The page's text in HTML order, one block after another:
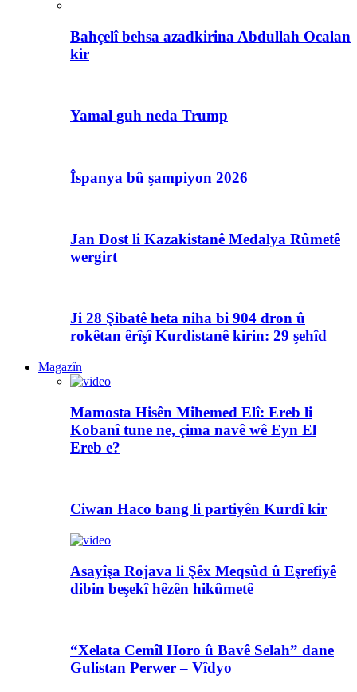
Bahçelî behsa azadkirina Abdullah Ocalan
kir
Yamal guh neda Trump
Îspanya bû şampiyon 2026
Jan Dost li Kazakistanê Medalya Rûmetê
wergirt
Ji 28 Şibatê heta niha bi 904 dron û
rokêtan êrîşî Kurdistanê kirin: 29 şehîd
Magazîn
Mamosta Hisên Mihemed Elî: Ereb li
Kobanî tune ne, çima navê wê Eyn El
Ereb e?
Ciwan Haco bang li partiyên Kurdî kir
Asayîşa Rojava li Şêx Meqsûd û Eşrefiyê
dibin beşekî hêzên hikûmetê
“Xelata Cemîl Horo û Bavê Selah” dane
Gulistan Perwer – Vîdyo